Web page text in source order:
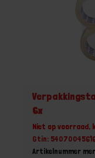
6x
Niet op voorraad,
Gtin:
Artikelnummer